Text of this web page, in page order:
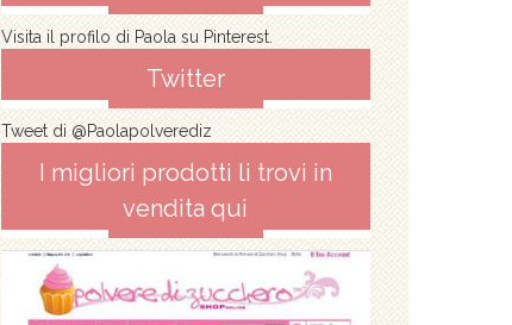
Visita il profilo di Paola su Pinterest.
Twitter
Tweet di @Paolapolverediz
I migliori prodotti li trovi in
vendita qui